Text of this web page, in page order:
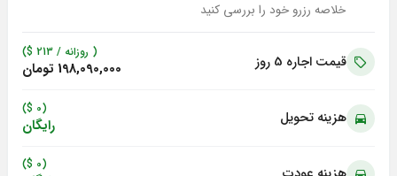
خلاصه رزرو خود را بررسی کنید
قیمت اجاره 5 روز ( روزانه / 213
$)
198,090,000 تومان
هزینه تحویل (0 $)
رایگان
(0 $)